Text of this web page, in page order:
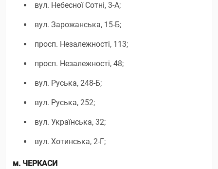
вул. Небесної Сотні, 3-А;
вул. Зарожанська, 15-Б;
просп. Незалежності, 113;
просп. Незалежності, 48;
вул. Руська, 248-Б;
вул. Руська, 252;
вул. Українська, 32;
вул. Хотинська, 2-Г;
м. ЧЕРКАСИ